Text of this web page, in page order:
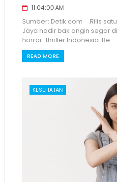
11:04:00 AM
Sumber: Detik.com Rilis
Jaya hadir bak angin segar
horror-thriller Indonesia. Be...
READ MORE
KESEHATAN